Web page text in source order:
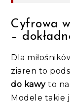
Cyfrowa
–
Dla
ziaren to
do kawyto
Modele takie